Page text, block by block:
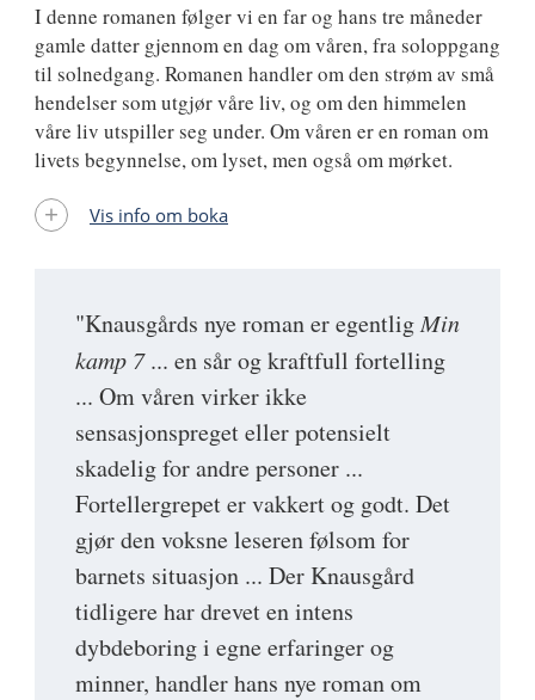
"Knausgårds nye roman er egentligMin
kamp 7... en sår og kraftfull fortelling
... Om våren virker ikke
sensasjonspreget eller potensielt
skadelig for andre personer ...
Fortellergrepet er vakkert og godt. Det
gjør den voksne leseren følsom for
barnets situasjon ... Der Knausgård
tidligere har drevet en intens
dybdeboring i egne erfaringer og
minner, handler hans nye roman om
I denne romanen følger vi en far og hans tre måneder
gamle datter gjennom en dag om våren, fra soloppgang
til solnedgang. Romanen handler om den strøm av små
hendelser som utgjør våre liv, og om den himmelen
våre liv utspiller seg under. Om våren er en roman om
livets begynnelse, om lyset, men også om mørket.
Vis info om boka